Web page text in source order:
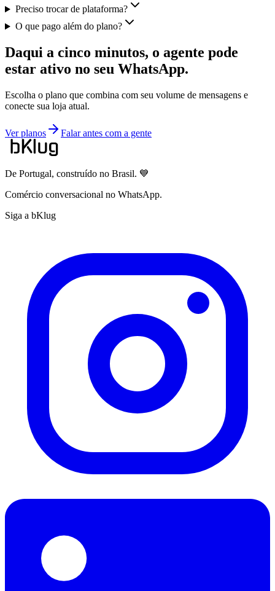
Preciso trocar de plataforma?
O que pago além do plano?
Daqui a cinco minutos, o agente pode
estar ativo no seu WhatsApp.
Escolha o plano que combina com seu volume de mensagens e
conecte sua loja atual.
Ver planos Falar antes com a gente
De Portugal, construído no Brasil. 💙
Comércio conversacional no WhatsApp.
Siga a bKlug